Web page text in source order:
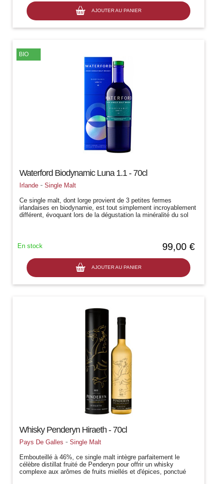
AJOUTER AU PANIER
Waterford Biodynamic Luna 1.1 - 70cl
Irlande -Single Malt
Ce single malt, dont lorge provient de 3 petites fermes
irlandaises en biodynamie, est tout simplement incroyablement
différent, évoquant lors de la dégustation la minéralité du sol
99,00 €
AJOUTER AU PANIER
En stock
BIO
Whisky Penderyn Hiraeth - 70cl
Pays De Galles -Single Malt
Embouteillé à 46%, ce single malt intègre parfaitement le
célèbre distillat fruité de Penderyn pour offrir un whisky
complexe aux arômes de fruits miellés et d'épices, ponctué